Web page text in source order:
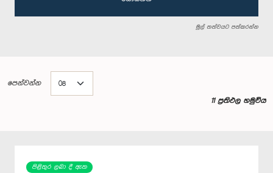
මුල් තත්වයට පත්කරන්න
පෙන්වන්න
11 ප්‍රතිඵල හමුවිය
පිළිතුර ලබා දී ඇත